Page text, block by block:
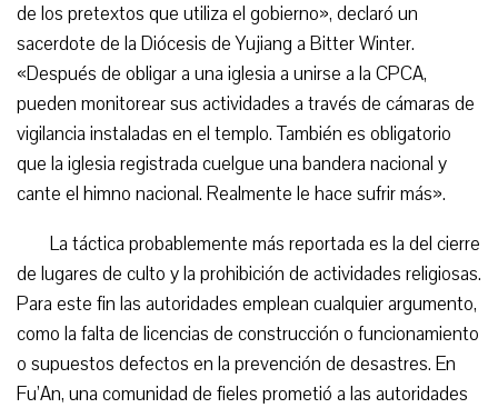
de los pretextos que utiliza el gobierno», declaró un
sacerdote de la Diócesis de Yujiang a Bitter Winter.
«Después de obligar a una iglesia a unirse a la CPCA,
pueden monitorear sus actividades a través de cámaras de
vigilancia instaladas en el templo. También es obligatorio
que la iglesia registrada cuelgue una bandera nacional y
cante el himno nacional. Realmente le hace sufrir más».
La táctica probablemente más reportada es la del cierre
de lugares de culto y la prohibición de actividades religiosas.
Para este fin las autoridades emplean cualquier argumento,
como la falta de licencias de construcción o funcionamiento
o supuestos defectos en la prevención de desastres. En
Fu’An, una comunidad de fieles prometió a las autoridades